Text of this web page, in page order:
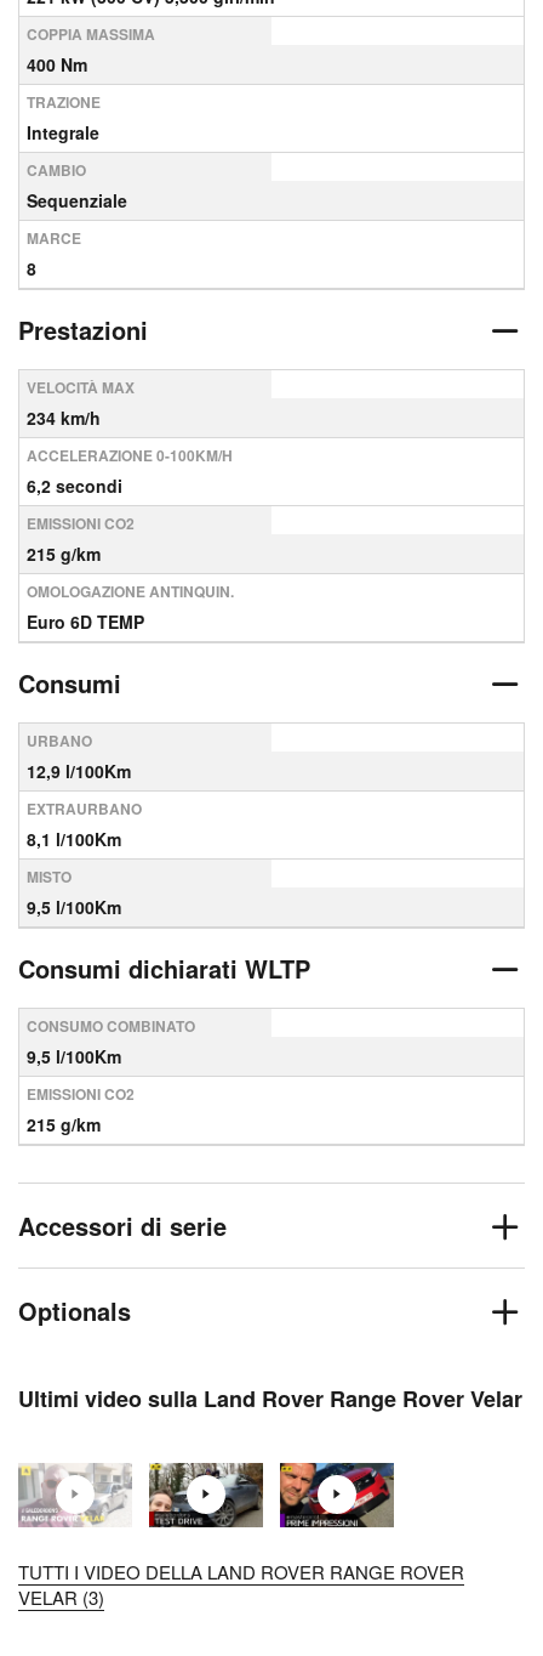
COPPIA MASSIMA
400 Nm
TRAZIONE
Integrale
CAMBIO
Sequenziale
MARCE
8
Prestazioni
VELOCITÀ MAX
234 km/h
ACCELERAZIONE 0-100KM/H
6,2 secondi
EMISSIONI CO2
215 g/km
OMOLOGAZIONE ANTINQUIN.
Euro 6D TEMP
Consumi
URBANO
12,9 l/100Km
EXTRAURBANO
8,1 l/100Km
MISTO
9,5 l/100Km
Consumi dichiarati WLTP
CONSUMO COMBINATO
9,5 l/100Km
EMISSIONI CO2
215 g/km
Accessori di serie
Optionals
Ultimi video sulla Land Rover Range Rover Velar
TUTTI I VIDEO DELLA LAND ROVER RANGE ROVER
VELAR (3)